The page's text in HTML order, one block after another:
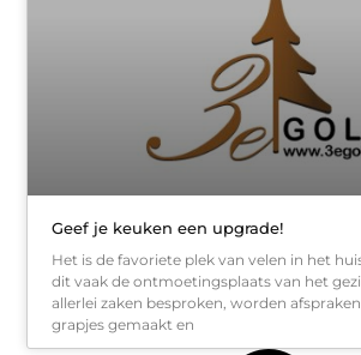
Geef je keuken een upgrade!
Het is de favoriete plek van velen in het
dit vaak de ontmoetingsplaats van het
allerlei zaken besproken, worden
grapjes gemaakt en